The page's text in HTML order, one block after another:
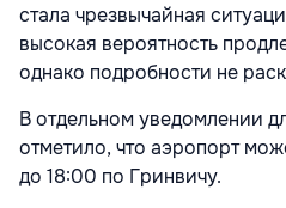
стала чрезвычайная
высокая вероятность
однако подробности не
В отдельном уведомлении
отметило, что аэропорт
до 18:00 по Гринвичу.